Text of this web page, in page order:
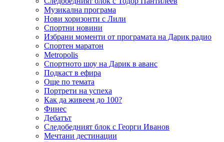
Музикална програма
Нови хоризонти с Лили
Спортни новини
Избрани моменти от програмата на Дарик радио
Спортен маратон
Metropolis
Спортното шоу на Дарик в аванс
Подкаст в ефира
Още по темата
Портрети на успеха
Как да живеем до 100?
Финес
Дебатът
Следобедният блок с Георги Иванов
Мечтани дестинации